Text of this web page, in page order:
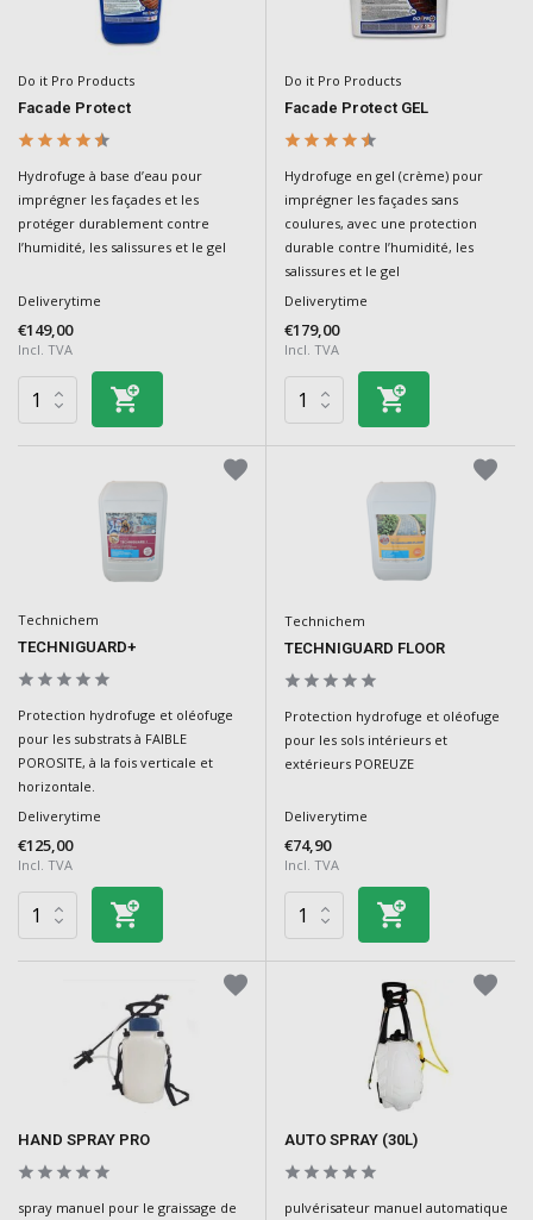
Do it Pro Products
Facade Protect
Hydrofuge à base d’eau pour
imprégner les façades et les
protéger durablement contre
l’humidité, les salissures et le gel
Deliverytime
€149,00
Incl. TVA
Do it Pro Products
Facade Protect GEL
Hydrofuge en gel (crème) pour
imprégner les façades sans
coulures, avec une protection
durable contre l’humidité, les
salissures et le gel
Deliverytime
€179,00
Incl. TVA
Technichem
TECHNIGUARD+
Protection hydrofuge et oléofuge
pour les substrats à FAIBLE
POROSITE, à la fois verticale et
horizontale.
Deliverytime
€125,00
Incl. TVA
Technichem
TECHNIGUARD FLOOR
Protection hydrofuge et oléofuge
pour les sols intérieurs et
extérieurs POREUZE
Deliverytime
€74,90
Incl. TVA
HAND SPRAY PRO
spray manuel pour le graissage de
AUTO SPRAY (30L)
pulvérisateur manuel automatique